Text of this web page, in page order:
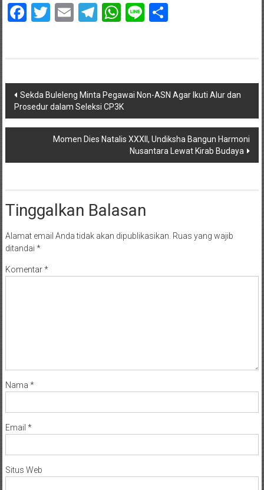
Facebook
Twitter
EmailTelegram
WhatsApp
LineShare
Navigasi
pos
Sekda Buleleng Minta Pegawai Non-ASN Agar Ikuti Alur dan
Prosedur dalam Seleksi CP3K
Momen Dies Natalis XXXII, Undiksha Bangun Harmoni
Nusantara Lewat Kirab Budaya
Tinggalkan Balasan
Alamat email Anda tidak akan dipublikasikan. Ruas yang wajib
ditandai *
Komentar*
Nama *
Email *
Situs Web